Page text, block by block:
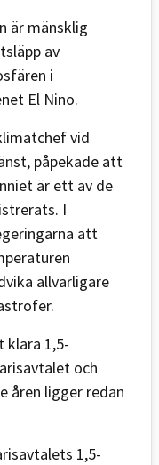
är mänsklig
av
i
El Nino.
vid
påpekade att
är ett av de
I
att
allvarligare
klara 1,5-
och
åren ligger redan
1,5-